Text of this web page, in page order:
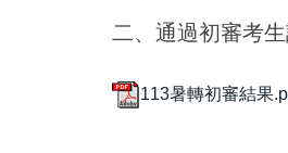
二、通過初審考
113暑轉初審結果